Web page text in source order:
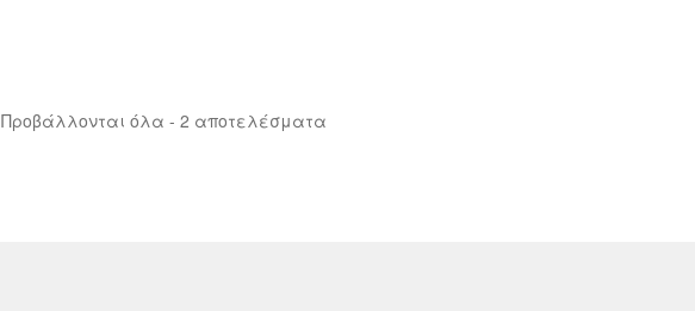
Προβάλλονται όλα - 2 αποτελέσματαSorted